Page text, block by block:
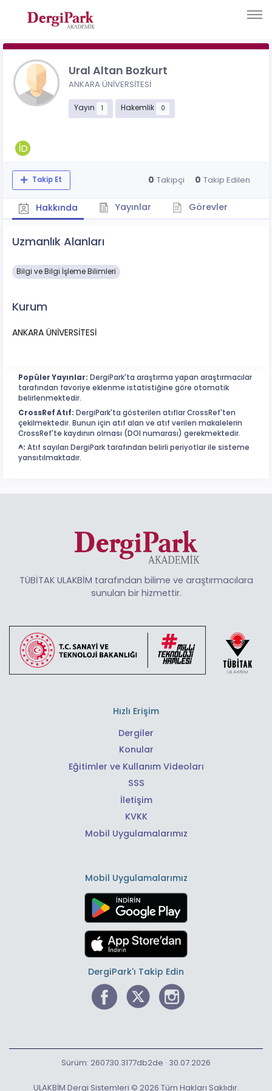
Ural Altan Bozkurt
ANKARA ÜNİVERSİTESİ
Yayın 1 Hakemlik 0
Takip Et 0 Takipçi 0 Takip Edilen
Hakkında Yayınlar Görevler
Uzmanlık Alanları
Bilgi ve Bilgi İşleme Bilimleri
Kurum
ANKARA ÜNİVERSİTESİ
Popüler Yayınlar: DergiPark'ta araştırma yapan araştırmacılar
tarafından favoriye eklenme istatistiğine göre otomatik
belirlenmektedir.
CrossRef Atıf: DergiPark'ta gösterilen atıflar CrossRef'ten
çekilmektedir. Bunun için atıf alan ve atıf verilen makalelerin
CrossRef'te kaydının olması (DOI numarası) gerekmektedir.
^: Atıf sayıları DergiPark tarafından belirli periyotlar ile sisteme
yansıtılmaktadır.
TÜBİTAK ULAKBİM tarafından bilime ve araştırmacılara
sunulan bir hizmettir.
Hızlı Erişim
Dergiler
Konular
Eğitimler ve Kullanım Videoları
SSS
İletişim
KVKK
Mobil Uygulamalarımız
Mobil Uygulamalarımız
DergiPark'ı Takip Edin
ULAKBİM Dergi Sistemleri © 2026 Tüm Hakları Saklıdır.
Sürüm: 260730.3177db2de · 30.07.2026